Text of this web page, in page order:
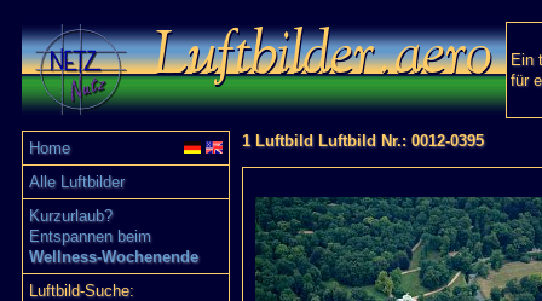
Ein
für
Home
Alle Luftbilder
Kurzurlaub?
Entspannen beim
Wellness-Wochenende
Luftbild-Suche:
1 Luftbild Luftbild Nr.: 0012-0395